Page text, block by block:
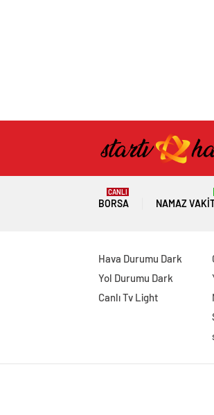
BORSA
CANLI
NAMAZ
Hava Durumu Dark
Yol Durumu Dark
Canlı Tv Light